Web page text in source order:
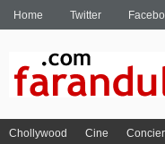
Home Twitter
Chollywood Cine